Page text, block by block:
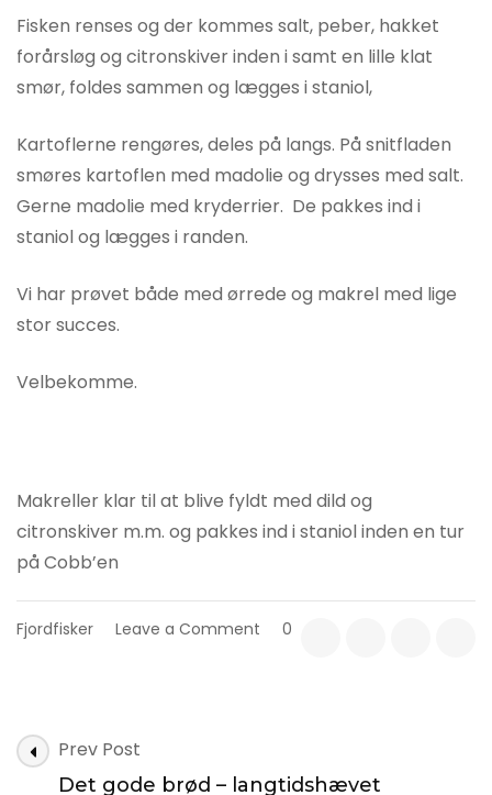
Fisken renses og der kommes salt, peber, hakket
forårsløg og citronskiver inden i samt en lille klat
smør, foldes sammen og lægges i staniol,
Kartoflerne rengøres, deles på langs. På snitfladen
smøres kartoflen med madolie og drysses med salt.
Gerne madolie med kryderrier. De pakkes ind i
staniol og lægges i randen.
Vi har prøvet både med ørrede og makrel med lige
stor succes.
Velbekomme.
Makreller klar til at blive fyldt med dild og
citronskiver m.m. og pakkes ind i staniol inden en tur
på Cobb’en
Fjordfisker Leave a Comment 0
Post
Navigation
Prev Post
Det gode brød – langtidshævet